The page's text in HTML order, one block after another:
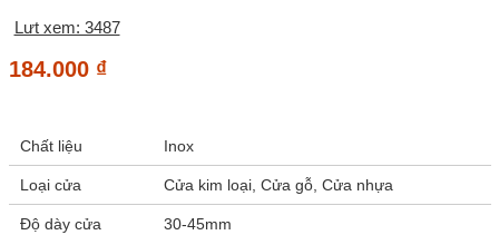
Lưt xem: 3487
184.000 ₫
Chất liệu Inox
Loại cửa Cửa kim loại, Cửa gỗ, Cửa nhựa
Độ dày cửa 30-45mm